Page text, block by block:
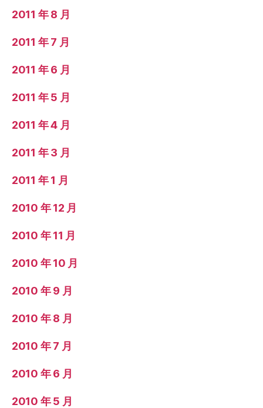
2011 年 8 月
2011 年 7 月
2011 年 6 月
2011 年 5 月
2011 年 4 月
2011 年 3 月
2011 年 1 月
2010 年 12 月
2010 年 11 月
2010 年 10 月
2010 年 9 月
2010 年 8 月
2010 年 7 月
2010 年 6 月
2010 年 5 月